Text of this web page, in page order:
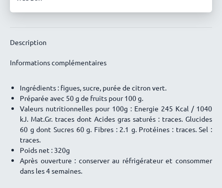
nicole LABORIE 25 juillet 2026
cathy Schreiber
Pascale Ranson
Jean-Michel ROUET 26 juin 2026
comme en Provence
thierry 22 juin 2026
excellent
Eric FUMAT de SAUVERZAC
Parfaite
Description
Informations complémentaires
Ingrédients : figues, sucre, purée de citron vert.
Préparée avec 50 g de fruits pour 100 g.
Valeurs nutritionnelles pour 100g : Energie 245 Kcal / 1040
kJ. Mat.Gr. traces dont Acides gras saturés : traces. Glucides
60 g dont Sucres 60 g. Fibres : 2.1 g. Protéines : traces. Sel :
traces.
Poids net : 320g
Après ouverture : conserver au réfrigérateur et consommer
dans les 4 semaines.